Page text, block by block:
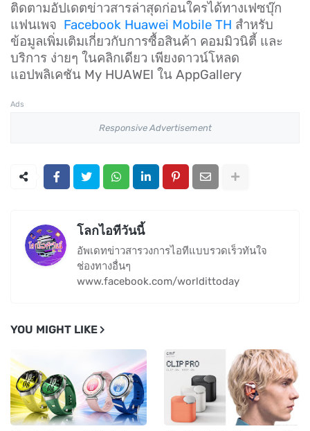
ติดตามอัปเดตข่าวสารล่าสุดก่อนใครได้ทางเฟซบุ๊ก
แฟนเพจ Facebook Huawei Mobile TH สำหรับ
ข้อมูลเพิ่มเติมเกี่ยวกับการซื้อสินค้า คอมมิวนิตี้ และ
บริการ ง่ายๆ ในคลิกเดียว เพียงดาวน์โหลด
แอปพลิเคชัน My HUAWEI ใน AppGallery
Ads
Responsive Advertisement
โลกไอทีวันนี้
อัพเดทข่าวสารวงการไอทีแบบรวดเร็วทันใจ
ช่องทางอื่นๆ
www.facebook.com/worldittoday
YOU MIGHT LIKE